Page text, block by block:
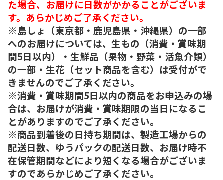
た場合、お届けに日数がかかることがございま
す。あらかじめご了承ください。
※島しょ（東京都・鹿児島県・沖縄県）の一部
へのお届けについては、生もの（消費・賞味期
間5日以内）・生鮮品（果物・野菜・活魚介類）
の一部・生花（セット商品を含む）は受付がで
きませんのでご了承ください。
※消費・賞味期間5日以内の商品をお申込みの場
合は、お届けが消費・賞味期限の当日になるこ
とがありますのでご了承ください。
※商品到着後の日持ち期間は、製造工場からの
配送日数、ゆうパックの配送日数、お届け時不
在保管期間などにより短くなる場合がございま
すのであらかじめご了承ください。